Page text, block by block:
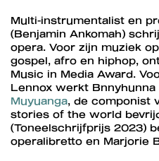
Multi-instrumentalist en
(Benjamin Ankomah)
opera. Voor zijn muziek
gospel, afro en hiphop,
Music in Media Award.
Lennox werkt Bnnyhunna
Muyuanga, de componist
stories of the world
(Toneelschrijfprijs 2023)
operalibretto en Marjorie